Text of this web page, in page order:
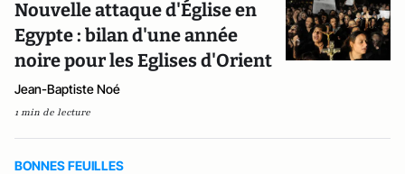
Nouvelle attaque d'Église en
Egypte : bilan d'une année
noire pour les Eglises d'Orient
Jean-Baptiste Noé
1 min de lecture
BONNES FEUILLES